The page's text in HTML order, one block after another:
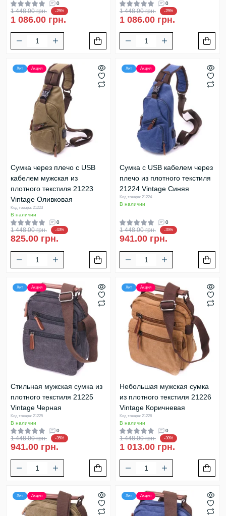
0
1 448.00 грн. -25%
1 086.00 грн.
0
1 448.00 грн. -25%
1 086.00 грн.
Хит Акция
Сумка через плечо с USB
кабелем мужская из
плотного текстиля 21223
Vintage Оливковая
Код товара: 21223
В наличии
0
1 448.00 грн. -43%
825.00 грн.
Хит Акция
Сумка с USB кабелем через
плечо из плотного текстиля
21224 Vintage Синяя
Код товара: 21224
В наличии
0
1 448.00 грн. -35%
941.00 грн.
Хит Акция
Стильная мужская сумка из
плотного текстиля 21225
Vintage Черная
Код товара: 21225
В наличии
0
1 448.00 грн. -35%
941.00 грн.
Хит Акция
Небольшая мужская сумка
из плотного текстиля 21226
Vintage Коричневая
Код товара: 21226
В наличии
0
1 448.00 грн. -30%
1 013.00 грн.
Хит Акция Хит Акция